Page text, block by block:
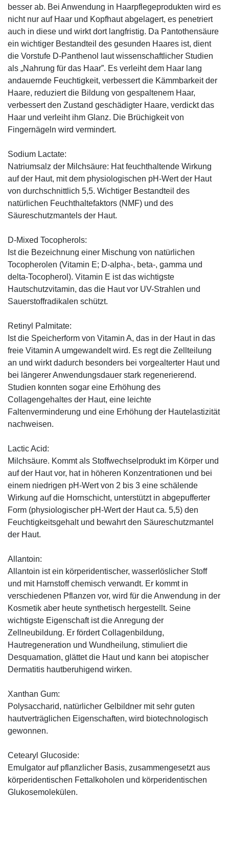
besser ab. Bei Anwendung in Haarpflegeprodukten wird es
nicht nur auf Haar und Kopfhaut abgelagert, es penetriert
auch in diese und wirkt dort langfristig. Da Pantothensäure
ein wichtiger Bestandteil des gesunden Haares ist, dient
die Vorstufe D-Panthenol laut wissenschaftlicher Studien
als „Nahrung für das Haar”. Es verleiht dem Haar lang
andauernde Feuchtigkeit, verbessert die Kämmbarkeit der
Haare, reduziert die Bildung von gespaltenem Haar,
verbessert den Zustand geschädigter Haare, verdickt das
Haar und verleiht ihm Glanz. Die Brüchigkeit von
Fingernägeln wird vermindert.
Sodium Lactate:
Natriumsalz der Milchsäure: Hat feuchthaltende Wirkung
auf der Haut, mit dem physiologischen pH-Wert der Haut
von durchschnittlich 5,5. Wichtiger Bestandteil des
natürlichen Feuchthaltefaktors (NMF) und des
Säureschutzmantels der Haut.
D-Mixed Tocopherols:
Ist die Bezeichnung einer Mischung von natürlichen
Tocopherolen (Vitamin E; D-alpha-, beta-, gamma und
delta-Tocopherol). Vitamin E ist das wichtigste
Hautschutzvitamin, das die Haut vor UV-Strahlen und
Sauerstoffradikalen schützt.
Retinyl Palmitate:
Ist die Speicherform von Vitamin A, das in der Haut in das
freie Vitamin A umgewandelt wird. Es regt die Zellteilung
an und wirkt dadurch besonders bei vorgealterter Haut und
bei längerer Anwendungsdauer stark regenerierend.
Studien konnten sogar eine Erhöhung des
Collagengehaltes der Haut, eine leichte
Faltenverminderung und eine Erhöhung der Hautelastizität
nachweisen.
Lactic Acid:
Milchsäure. Kommt als Stoffwechselprodukt im Körper und
auf der Haut vor, hat in höheren Konzentrationen und bei
einem niedrigen pH-Wert von 2 bis 3 eine schälende
Wirkung auf die Hornschicht, unterstützt in abgepufferter
Form (physiologischer pH-Wert der Haut ca. 5,5) den
Feuchtigkeitsgehalt und bewahrt den Säureschutzmantel
der Haut.
Allantoin:
Allantoin ist ein körperidentischer, wasserlöslicher Stoff
und mit Harnstoff chemisch verwandt. Er kommt in
verschiedenen Pflanzen vor, wird für die Anwendung in der
Kosmetik aber heute synthetisch hergestellt. Seine
wichtigste Eigenschaft ist die Anregung der
Zellneubildung. Er fördert Collagenbildung,
Hautregeneration und Wundheilung, stimuliert die
Desquamation, glättet die Haut und kann bei atopischer
Dermatitis hautberuhigend wirken.
Xanthan Gum:
Polysaccharid, natürlicher Gelbildner mit sehr guten
hautverträglichen Eigenschaften, wird biotechnologisch
gewonnen.
Cetearyl Glucoside:
Emulgator auf pflanzlicher Basis, zusammengesetzt aus
körperidentischen Fettalkoholen und körperidentischen
Glukosemolekülen.